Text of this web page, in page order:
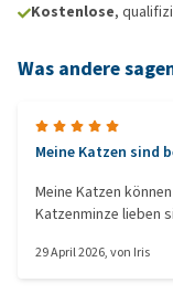
Kostenlose,
Was andere
Meine Katzen sind
Meine Katzen
Katzenminze lieben
29 April 2026, von Iris